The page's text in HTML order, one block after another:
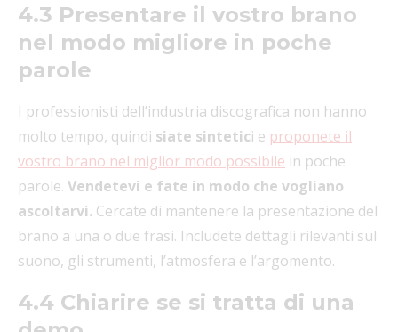
4.3 Presentare il vostro brano
nel modo migliore in poche
parole
I professionisti dell’industria discografica non hanno
molto tempo, quindi siate sintetici e proponete il
vostro brano nel miglior modo possibile in poche
parole. Vendetevi e fate in modo che vogliano
ascoltarvi. Cercate di mantenere la presentazione del
brano a una o due frasi. Includete dettagli rilevanti sul
suono, gli strumenti, l’atmosfera e l’argomento.
4.4 Chiarire se si tratta di una